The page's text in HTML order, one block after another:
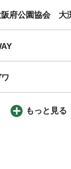
阪府公園協会 大
もっと見る